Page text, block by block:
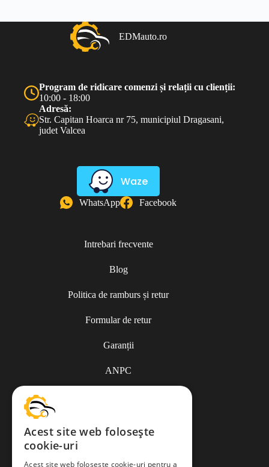
EDMauto.ro
Program de ridicare comenzi și relații cu clienții:
10:00 - 18:00
Adresă:
Str. Capitan Hoarca nr 75, municipiul Dragasani,
judet Valcea
Waze
WhatsApp Facebook
Intrebari frecvente
Blog
Politica de ramburs și retur
Formular de retur
Garanții
ANPC
Termeni și condiții
Acest site web folosește
cookie-uri
Acest site web folosește cookie-uri pentru a